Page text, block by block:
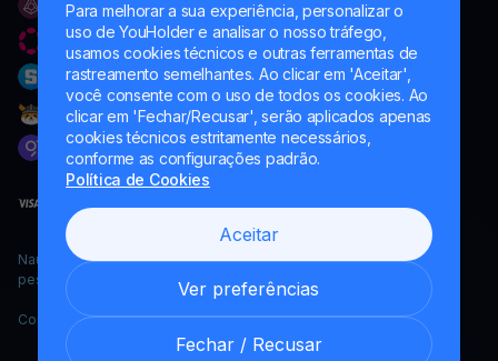
Para melhorar a sua experiência, personalizar o
uso de YouHolder e analisar o nosso tráfego,
usamos cookies técnicos e outras ferramentas de
rastreamento semelhantes. Ao clicar em 'Aceitar',
você consente com o uso de todos os cookies. Ao
clicar em 'Fechar/Recusar', serão aplicados apenas
cookies técnicos estritamente necessários,
conforme as configurações padrão.
Política de Cookies
Aceitar
Ver preferências
Fechar / Recusar
Naumard LTD. – apenas para fins de desenvolvimento de TI,
pesquisa e marketing
Copyright YouHodler, 2026.